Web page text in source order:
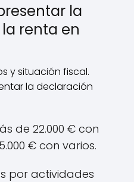
la
renta en
y situación fiscal.
la declaración
de 22.000 € con
€ con varios.
por actividades